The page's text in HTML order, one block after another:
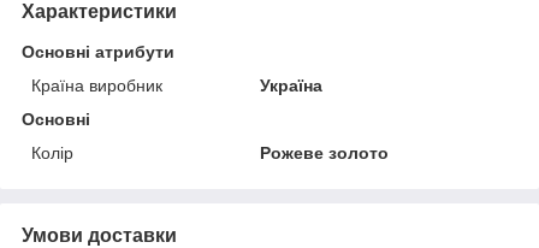
Характеристики
Основні атрибути
Країна виробник
Україна
Основні
Колір
Рожеве золото
Умови доставки